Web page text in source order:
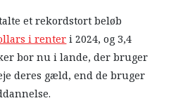
et rekordstort beløb
i renteri 2024, og 3,4
bor nu i lande, der bruger
deres gæld, end de bruger